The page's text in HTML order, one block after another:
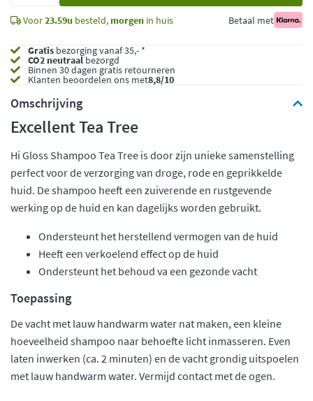
Voor23.59u besteld, morgen in huis Betaal met
Gratis bezorging vanaf 35,- *
CO2 neutraalbezorgd
Binnen 30 dagen gratis retourneren
Klanten beoordelen ons met8,8/10
Omschrijving
Excellent Tea Tree
Hi Gloss Shampoo Tea Tree is door zijn unieke samenstelling
perfect voor de verzorging van droge, rode en geprikkelde
huid. De shampoo heeft een zuiverende en rustgevende
werking op de huid en kan dagelijks worden gebruikt.
Ondersteunt het herstellend vermogen van de huid
Heeft een verkoelend effect op de huid
Ondersteunt het behoud va een gezonde vacht
Toepassing
De vacht met lauw handwarm water nat maken, een kleine
hoeveelheid shampoo naar behoefte licht inmasseren. Even
laten inwerken (ca. 2 minuten) en de vacht grondig uitspoelen
met lauw handwarm water. Vermijd contact met de ogen.